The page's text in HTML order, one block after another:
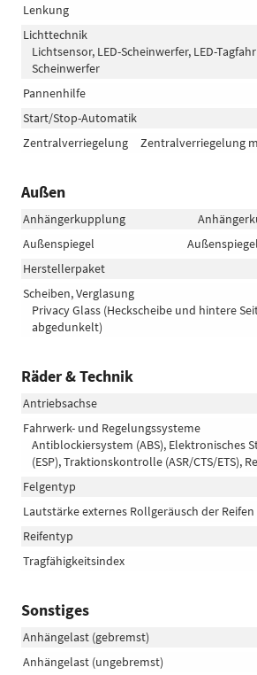
Lenkung
Lichttechnik
Lichtsensor, LED-Scheinwerfer, LED-
Scheinwerfer
Pannenhilfe
Start/Stop-Automatik
Zentralverriegelung
Zentralverriegelung
Außen
Anhängerkupplung
Außenspiegel
Herstellerpaket
Scheiben, Verglasung
Privacy Glass (Heckscheibe und hintere
abgedunkelt)
Räder & Technik
Antriebsachse
Fahrwerk- und Regelungssysteme
Antiblockiersystem (ABS), Elektronisches
(ESP), Traktionskontrolle (ASR/CTS/ETS),
Felgentyp
Lautstärke externes Rollgeräusch der Reifen
Reifentyp
Tragfähigkeitsindex
Sonstiges
Anhängelast (gebremst)
Anhängelast (ungebremst)